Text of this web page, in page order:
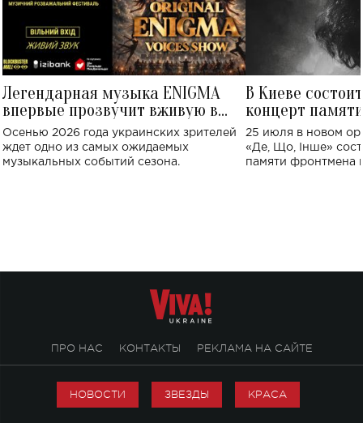
Легендарная музыка ENIGMA
впервые прозвучит вживую в
Украине: где состоится концерт
Осенью 2026 года украинских зрителей
ждет одно из самых ожидаемых
музыкальных событий сезона.
В Киеве
концерт
Клименко:
исполнят песни
25 июля в новом
«Де, Що, Інше»
памяти фронтмена
ПРО НАС КОНТАКТЫ РЕКЛАМА НА САЙТЕ
НОВОСТИ ЗВЕЗДЫ КРАСА